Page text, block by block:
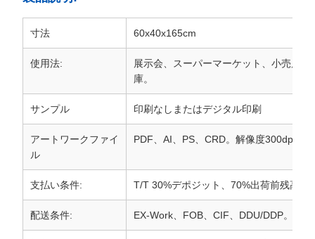
寸法 60x40x165cm
使用法:
展示会、スーパーマーケット、小売店、
庫。
サンプル 印刷なしまたはデジタル印刷
アートワークファイ
ル
PDF、AI、PS、CRD。解像度300dpi以
支払い条件: T/T 30%デポジット、70%出荷前残高。
配送条件: EX-Work、FOB、CIF、DDU/DDP。